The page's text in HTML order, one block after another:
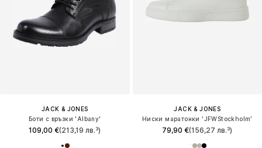
JACK & JONES
Боти с връзки 'Albany'
109,00 €(213,19 лв.³)
JACK & JONES
Ниски маратонки 'JFWStockholm'
79,90 €(156,27 лв.³)